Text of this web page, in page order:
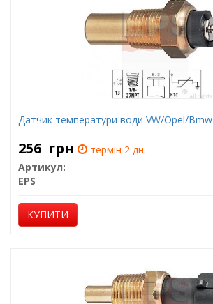
Датчик температури води VW/Opel/Bmw
256 грн
термін 2 дн.
Артикул:
EPS
КУПИТИ